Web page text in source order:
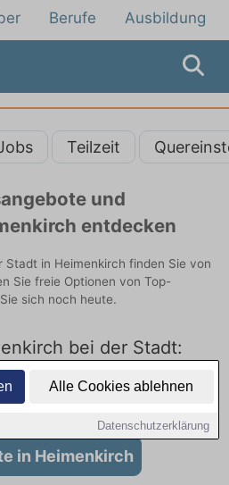
Alle Cookies ablehnen
Datenschutzerklärung
Berufe Ausbildung
Teilzeit
und
entdecken
Stadt in Heimenkirch finden Sie von
Sie freie Optionen von Top-
sich noch heute.
bei der Stadt:
Stellenangebote für
in Heimenkirch